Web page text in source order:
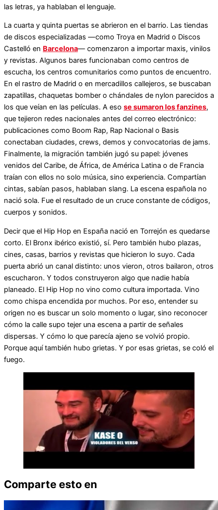
las letras, ya hablaban el lenguaje.
La cuarta y quinta puertas se abrieron en el barrio. Las tiendas
de discos especializadas —como Troya en Madrid o Discos
Castelló en Barcelona— comenzaron a importar maxis, vinilos
y revistas. Algunos bares funcionaban como centros de
escucha, los centros comunitarios como puntos de encuentro.
En el rastro de Madrid o en mercadillos callejeros, se buscaban
zapatillas, chaquetas bomber o chándales de nylon parecidos a
los que veían en las películas. A eso se sumaron los fanzines,
que tejieron redes nacionales antes del correo electrónico:
publicaciones como Boom Rap, Rap Nacional o Basis
conectaban ciudades, crews, demos y convocatorias de jams.
Finalmente, la migración también jugó su papel: jóvenes
venidos del Caribe, de África, de América Latina o de Francia
traían con ellos no solo música, sino experiencia. Compartían
cintas, sabían pasos, hablaban slang. La escena española no
nació sola. Fue el resultado de un cruce constante de códigos,
cuerpos y sonidos.
Decir que el Hip Hop en España nació en Torrejón es quedarse
corto. El Bronx ibérico existió, sí. Pero también hubo plazas,
cines, casas, barrios y revistas que hicieron lo suyo. Cada
puerta abrió un canal distinto: unos vieron, otros bailaron, otros
escucharon. Y todos construyeron algo que nadie había
planeado. El Hip Hop no vino como cultura importada. Vino
como chispa encendida por muchos. Por eso, entender su
origen no es buscar un solo momento o lugar, sino reconocer
cómo la calle supo tejer una escena a partir de señales
dispersas. Y cómo lo que parecía ajeno se volvió propio.
Porque aquí también hubo grietas. Y por esas grietas, se coló el
fuego.
Comparte esto en